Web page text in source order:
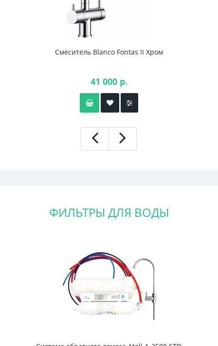
Смеситель Blanco Fontas II Хром
41 000 р.
ФИЛЬТРЫ ДЛЯ ВОДЫ